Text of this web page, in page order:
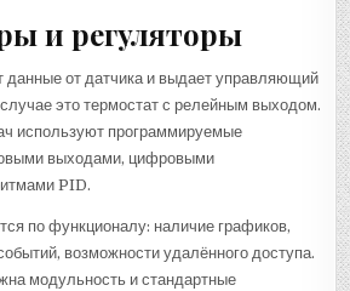
и регуляторы
данные от датчика и выдает управляющий
это термостат с релейным выходом.
используют программируемые
выходами, цифровыми
PID.
по функционалу: наличие графиков,
возможности удалённого доступа.
модульность и стандартные